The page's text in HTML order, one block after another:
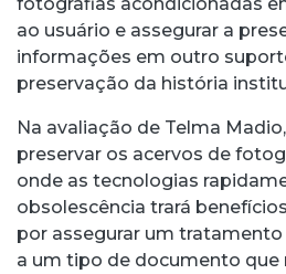
ao usuário e assegurar a
informações em outro
preservação da história
Na avaliação de Telma
preservar os acervos de
onde as tecnologias
obsolescência trará
por assegurar um
a um tipo de documento